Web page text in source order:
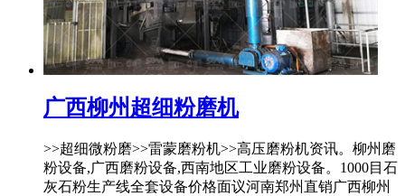
广西柳州超细粉磨机
>>超细微粉磨>>雷蒙磨粉机>>高压磨粉机资讯。柳州磨
粉设备,广西磨粉设备,西南地区工业磨粉设备。1000目石
灰石粉生产线全套设备价格面议河南郑州直销广西柳州